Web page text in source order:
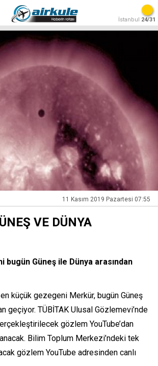
İstanbul 24/31
11 Kasım 2019 Pazartesi 07:55
VE DÜNYA
Güneş ile Dünya arasından
küçük gezegeni Merkür, bugün Güneş
geçiyor. TÜBİTAK Ulusal Gözlemevi’nde
gözlem YouTube’dan
Bilim Toplum Merkezi’ndeki tek
gözlem YouTube adresinden canlı